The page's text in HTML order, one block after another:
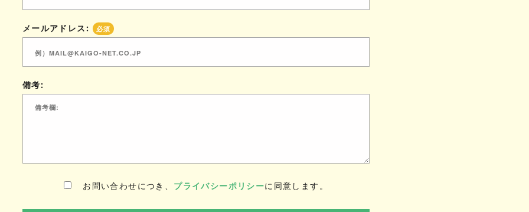
メールアドレス: 必須
備考:
お問い合わせにつき、 プライバシーポリシーに同意します。